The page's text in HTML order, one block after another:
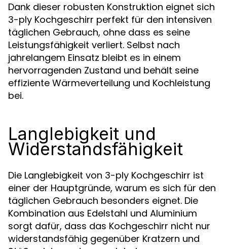
Dank dieser robusten Konstruktion eignet sich
3-ply Kochgeschirr perfekt für den intensiven
täglichen Gebrauch, ohne dass es seine
Leistungsfähigkeit verliert. Selbst nach
jahrelangem Einsatz bleibt es in einem
hervorragenden Zustand und behält seine
effiziente Wärmeverteilung und Kochleistung
bei.
Langlebigkeit und
Widerstandsfähigkeit
Die Langlebigkeit von 3-ply Kochgeschirr ist
einer der Hauptgründe, warum es sich für den
täglichen Gebrauch besonders eignet. Die
Kombination aus Edelstahl und Aluminium
sorgt dafür, dass das Kochgeschirr nicht nur
widerstandsfähig gegenüber Kratzern und